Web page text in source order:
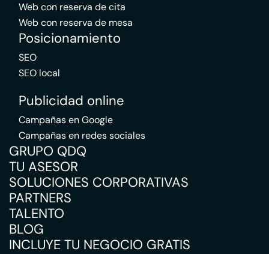
Web con reserva de cita
Web con reserva de mesa
Posicionamiento
SEO
SEO local
Publicidad online
Campañas en Google
Campañas en redes sociales
GRUPO QDQ
TU ASESOR
SOLUCIONES CORPORATIVAS
PARTNERS
TALENTO
BLOG
INCLUYE TU NEGOCIO GRATIS